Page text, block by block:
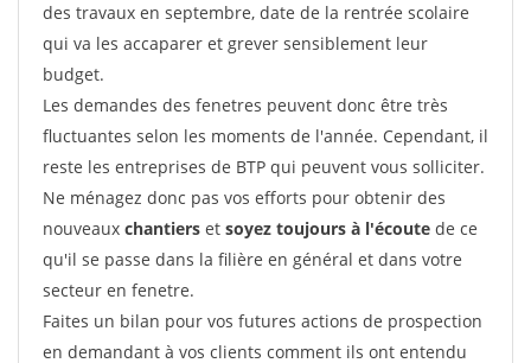
des travaux en septembre, date de la rentrée scolaire
qui va les accaparer et grever sensiblement leur
budget.
Les demandes des fenetres peuvent donc être très
fluctuantes selon les moments de l'année. Cependant, il
reste les entreprises de BTP qui peuvent vous solliciter.
Ne ménagez donc pas vos efforts pour obtenir des
nouveaux chantiers et soyez toujours à l'écoute de ce
qu'il se passe dans la filière en général et dans votre
secteur en fenetre.
Faites un bilan pour vos futures actions de prospection
en demandant à vos clients comment ils ont entendu